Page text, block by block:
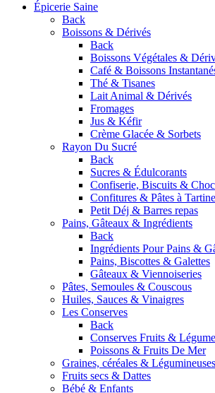
Épicerie Saine
Back
Boissons & Dérivés
Back
Boissons Végétales &
Café & Boissons
Thé & Tisanes
Lait Animal & Dérivés
Fromages
Jus & Kéfir
Crème Glacée & Sorbets
Rayon Du Sucré
Back
Sucres & Édulcorants
Confiserie, Biscuits &
Confitures & Pâtes à
Petit Déj & Barres repas
Pains, Gâteaux & Ingrédients
Back
Ingrédients Pour Pains &
Pains, Biscottes & Galettes
Gâteaux & Viennoiseries
Pâtes, Semoules & Couscous
Huiles, Sauces & Vinaigres
Les Conserves
Back
Conserves Fruits &
Poissons & Fruits De Mer
Graines, céréales & Légumineuses
Fruits secs & Dattes
Bébé & Enfants